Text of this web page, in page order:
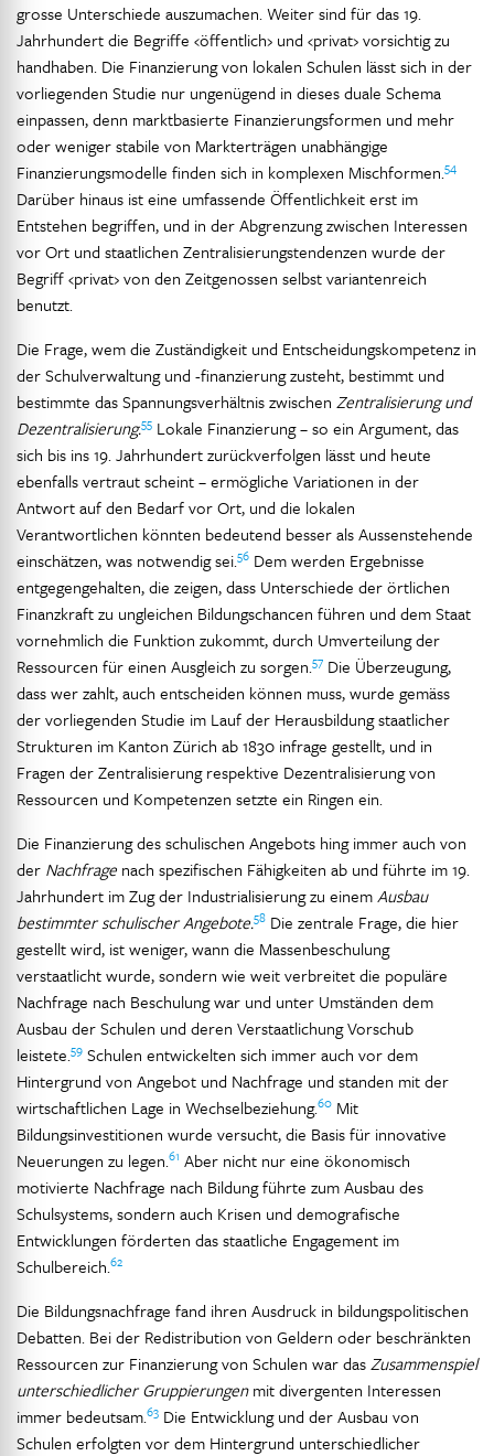
grosse Unterschiede auszumachen. Weiter sind für das 19.
Jahrhundert die Begriffe ‹öffentlich› und ‹privat› vorsichtig zu
handhaben. Die Finanzierung von lokalen Schulen lässt sich in der
vorliegenden Studie nur ungenügend in dieses duale Schema
einpassen, denn marktbasierte Finanzierungsformen und mehr
oder weniger stabile von Markterträgen unabhängige
Finanzierungsmodelle finden sich in komplexen Mischformen.54
Darüber hinaus ist eine umfassende Öffentlichkeit erst im
Entstehen begriffen, und in der Abgrenzung zwischen Interessen
vor Ort und staatlichen Zentralisierungstendenzen wurde der
Begriff ‹privat› von den Zeitgenossen selbst variantenreich
benutzt.
Die Frage, wem die Zuständigkeit und Entscheidungskompetenz in
der Schulverwaltung und -finanzierung zusteht, bestimmt und
bestimmte das Spannungsverhältnis zwischen Zentralisierung und
Dezentralisierung.55 Lokale Finanzierung – so ein Argument, das
sich bis ins 19. Jahrhundert zurückverfolgen lässt und heute
ebenfalls vertraut scheint – ermögliche Variationen in der
Antwort auf den Bedarf vor Ort, und die lokalen
Verantwortlichen könnten bedeutend besser als Aussenstehende
einschätzen, was notwendig sei.56 Dem werden Ergebnisse
entgegengehalten, die zeigen, dass Unterschiede der örtlichen
Finanzkraft zu ungleichen Bildungschancen führen und dem Staat
vornehmlich die Funktion zukommt, durch Umverteilung der
Ressourcen für einen Ausgleich zu sorgen.57 Die Überzeugung,
dass wer zahlt, auch entscheiden können muss, wurde gemäss
der vorliegenden Studie im Lauf der Herausbildung staatlicher
Strukturen im Kanton Zürich ab 1830 infrage gestellt, und in
Fragen der Zentralisierung respektive Dezentralisierung von
Ressourcen und Kompetenzen setzte ein Ringen ein.
Die Finanzierung des schulischen Angebots hing immer auch von
der Nachfrage nach spezifischen Fähigkeiten ab und führte im 19.
Jahrhundert im Zug der Industrialisierung zu einemAusbau
bestimmter schulischer Angebote.58 Die zentrale Frage, die hier
gestellt wird, ist weniger, wann die Massenbeschulung
verstaatlicht wurde, sondern wie weit verbreitet die populäre
Nachfrage nach Beschulung war und unter Umständen dem
Ausbau der Schulen und deren Verstaatlichung Vorschub
leistete.59 Schulen entwickelten sich immer auch vor dem
Hintergrund von Angebot und Nachfrage und standen mit der
wirtschaftlichen Lage in Wechselbeziehung.60 Mit
Bildungsinvestitionen wurde versucht, die Basis für innovative
Neuerungen zu legen.61 Aber nicht nur eine ökonomisch
motivierte Nachfrage nach Bildung führte zum Ausbau des
Schulsystems, sondern auch Krisen und demografische
Entwicklungen förderten das staatliche Engagement im
Schulbereich.62
Die Bildungsnachfrage fand ihren Ausdruck in bildungspolitischen
Debatten. Bei der Redistribution von Geldern oder beschränkten
Ressourcen zur Finanzierung von Schulen war dasZusammenspiel
unterschiedlicher Gruppierungenmit divergenten Interessen
immer bedeutsam.63 Die Entwicklung und der Ausbau von
Schulen erfolgten vor dem Hintergrund unterschiedlicher